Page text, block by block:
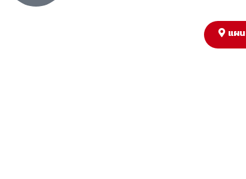
แผ